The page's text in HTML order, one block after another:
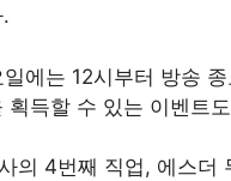
에는 12시부터 방송
득할 수 있는 이벤트
의 4번째 직업, 에스더